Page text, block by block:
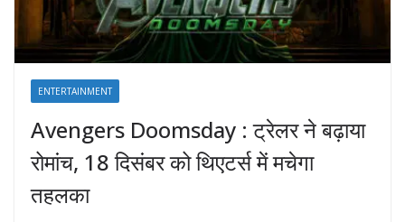
ENTERTAINMENT
Avengers Doomsday : ट्रेलर ने बढ़ाया
रोमांच, 18 दिसंबर को थिएटर्स में मचेगा
तहलका